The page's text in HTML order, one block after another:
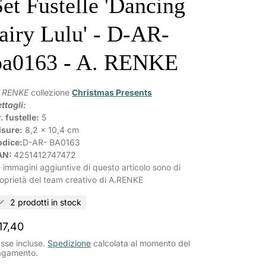
Fustelle 'Dancing
Lulu' - D-AR-
- A. RENKE
collezioneChristmas Presents
fustelle: 5
8,2 x 10,4 cm
D-AR- BA0163
4251412747472
immagini aggiuntive di questo articolo sono di
del team creativo di A.RENKE
2 prodotti in stock
incluse. Spedizione calcolata al momento del